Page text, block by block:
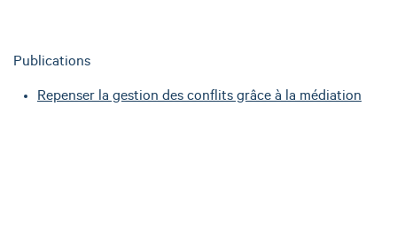
Publications
Repenser la gestion des conflits grâce à la médiation